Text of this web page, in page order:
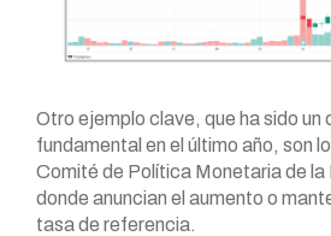
Otro ejemplo clave, que ha sido un
fundamental en el último año, son
Comité de Política Monetaria de la
donde anuncian el aumento o
tasa de referencia.